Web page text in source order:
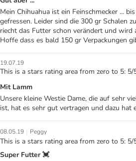
Mein Chihuahua ist ein Feinschmecker ...
gefressen. Leider sind die 300 gr Schalen
riecht das Futter schon verändert und wird
Hoffe dass es bald 150 gr Verpackungen
19.07.19
This is a stars rating area from zero to 5: 5/
Mit Lamm
Unsere kleine Westie Dame, die auf sehr
ist, hat es sehr gut vertragen und dazu hat
08.05.19 | Peggy
This is a stars rating area from zero to 5: 5/
Super Futter 💓